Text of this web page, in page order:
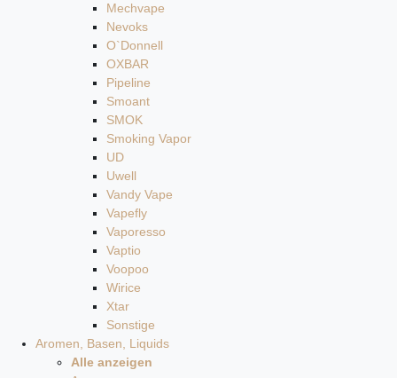
Mechvape
Nevoks
O`Donnell
OXBAR
Pipeline
Smoant
SMOK
Smoking Vapor
UD
Uwell
Vandy Vape
Vapefly
Vaporesso
Vaptio
Voopoo
Wirice
Xtar
Sonstige
Aromen, Basen, Liquids
Alle anzeigen